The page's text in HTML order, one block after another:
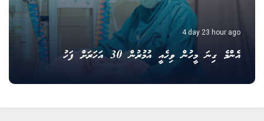
4 day 23 hour ago
އެންމެ ގިނަ މީހުން ވިހެއީ އުމުރުން 30 އަހަރަށް ފަހު